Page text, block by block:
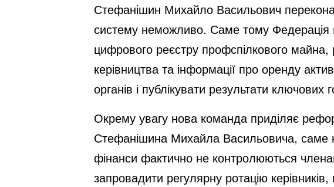
Стефанішин Михайло Васильович
систему неможливо. Саме тому Федерація
цифрового реєстру профспілкового
керівництва та інформації про оренду
органів і публікувати результати ключових
Окрему увагу нова команда приділяє
Стефанішина Михайла Васильовича, саме
фінанси фактично не контролюються
запровадити регулярну ротацію